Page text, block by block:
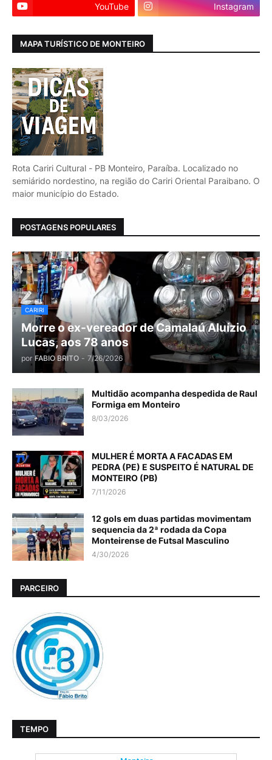
YouTube Instagram
MAPA TURÍSTICO DE MONTEIRO
Rota Cariri Cultural - PB Monteiro, Paraíba. Localizado no
semiárido nordestino, na região do Cariri Oriental Paraibano. O
maior município do Estado.
POSTAGENS POPULARES
CARIRI
Morre o ex-vereador de Camalaú Aluízio
Lucas, aos 78 anos
por FABIO BRITO - 7/26/2026
Multidão acompanha despedida de Raul
Formiga em Monteiro
8/03/2026
MULHER É MORTA A FACADAS EM
PEDRA (PE) E SUSPEITO É NATURAL DE
MONTEIRO (PB)
7/11/2026
12 gols em duas partidas movimentam
sequencia da 2ª rodada da Copa
Monteirense de Futsal Masculino
4/30/2026
PARCEIRO
TEMPO